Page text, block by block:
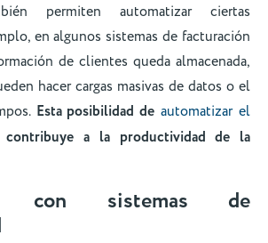
permiten automatizar ciertas
en algunos sistemas de facturación
de clientes queda almacenada,
hacer cargas masivas de datos o el
Esta posibilidad de automatizar el
contribuye a la productividad de la
con sistemas de